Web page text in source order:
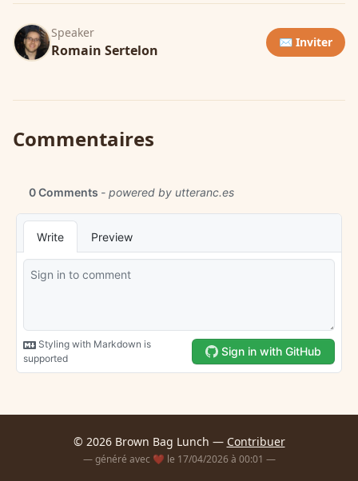
Speaker
Romain Sertelon ✉️ Inviter
Commentaires
© 2026 Brown Bag Lunch — Contribuer
— généré avec ❤️ le 17/04/2026 à 00:01 —